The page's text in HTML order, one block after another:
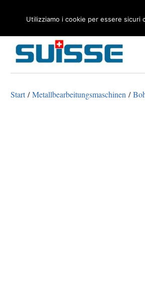
Macchine Utensili per Legno e Metalli
Start/Metallbearbeitungsmaschinen /
Utilizziamo i cookie per essere